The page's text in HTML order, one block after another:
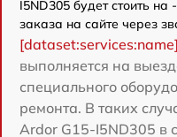
I5ND305 будет стоить
заказа на сайте через
выполняется на
специального
ремонта. В таких
Ardor G15-I5ND305 в